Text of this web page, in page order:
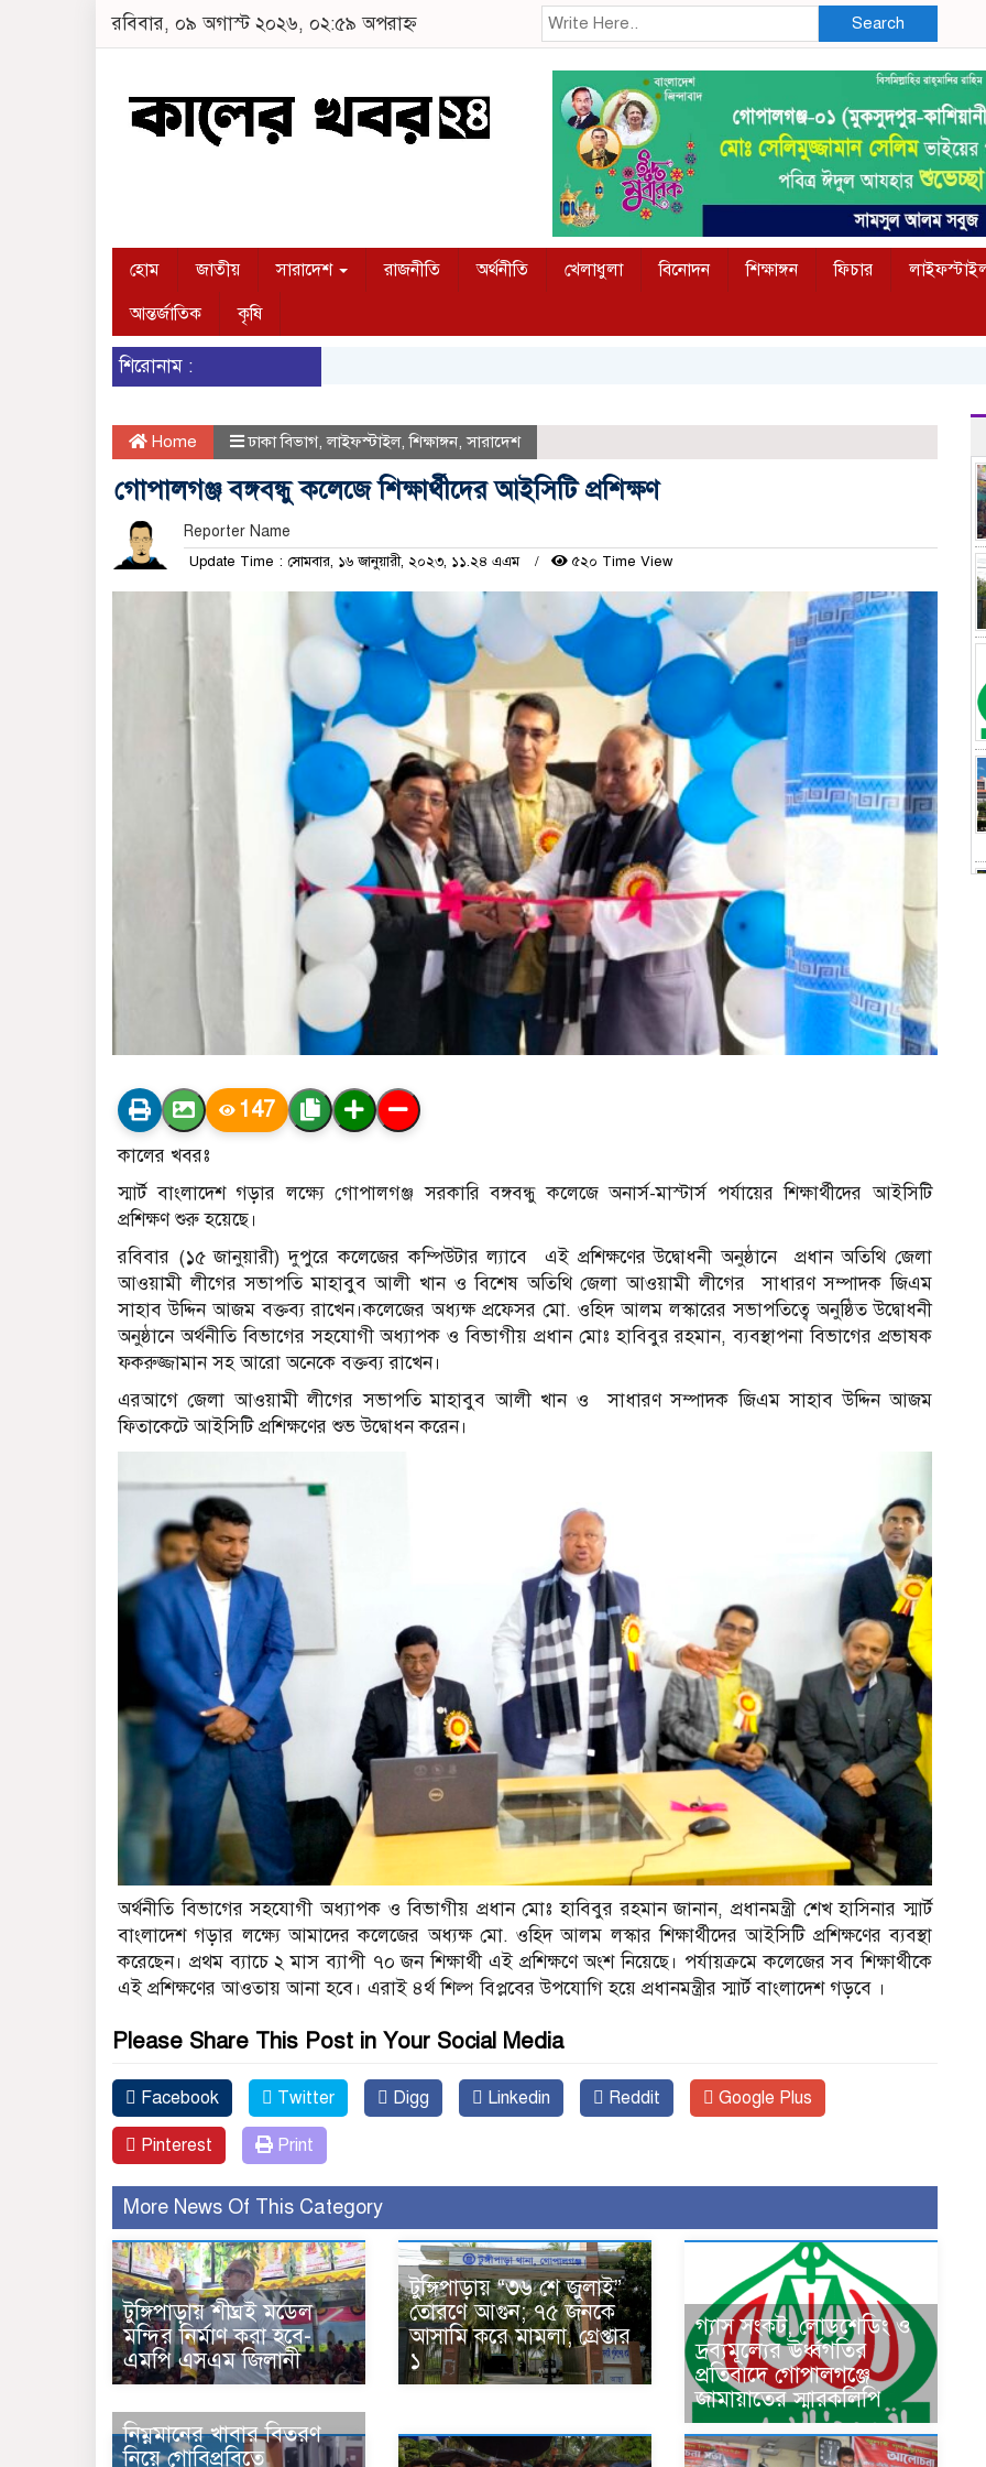
রবিবার, ০৯ অগাস্ট ২০২৬, ০২:৫৯ অপরাহ্ন Search
হোম জাতীয় সারাদেশ রাজনীতি অর্থনীতি খেলাধুলা বিনোদন শিক্ষাঙ্গন ফিচার
আন্তর্জাতিক
কৃষি
শিরোনাম :
Home ঢাকা বিভাগ,লাইফস্টাইল,শিক্ষাঙ্গন,সারাদেশ
গোপালগঞ্জ বঙ্গবন্ধু কলেজে শিক্ষার্থীদের আইসিটি প্রশিক্ষণ
Reporter Name
Update Time : সোমবার, ১৬ জানুয়ারী, ২০২৩, ১১.২৪ এএম ৫২০ Time View
147
কালের খবরঃ
স্মার্ট বাংলাদেশ গড়ার লক্ষ্যে গোপালগঞ্জ সরকারি বঙ্গবন্ধু কলেজে অনার্স-মাস্টার্স পর্যায়ের শিক্ষার্থীদের আইসিটি
প্রশিক্ষণ শুরু হয়েছে।
রবিবার (১৫ জানুয়ারী) দুপুরে কলেজের কম্পিউটার ল্যাবে এই প্রশিক্ষণের উদ্বোধনী অনুষ্ঠানে প্রধান অতিথি জেলা
আওয়ামী লীগের সভাপতি মাহাবুব আলী খান ও বিশেষ অতিথি জেলা আওয়ামী লীগের সাধারণ সম্পাদক জিএম
সাহাব উদ্দিন আজম বক্তব্য রাখেন।কলেজের অধ্যক্ষ প্রফেসর মো. ওহিদ আলম লস্কারের সভাপতিত্বে অনুষ্ঠিত উদ্বোধনী
অনুষ্ঠানে অর্থনীতি বিভাগের সহযোগী অধ্যাপক ও বিভাগীয় প্রধান মোঃ হাবিবুর রহমান, ব্যবস্থাপনা বিভাগের প্রভাষক
ফকরুজ্জামান সহ আরো অনেকে বক্তব্য রাখেন।
এরআগে জেলা আওয়ামী লীগের সভাপতি মাহাবুব আলী খান ও সাধারণ সম্পাদক জিএম সাহাব উদ্দিন আজম
ফিতাকেটে আইসিটি প্রশিক্ষণের শুভ উদ্বোধন করেন।
অর্থনীতি বিভাগের সহযোগী অধ্যাপক ও বিভাগীয় প্রধান মোঃ হাবিবুর রহমান জানান, প্রধানমন্ত্রী শেখ হাসিনার স্মার্ট
বাংলাদেশ গড়ার লক্ষ্যে আমাদের কলেজের অধ্যক্ষ মো. ওহিদ আলম লস্কার শিক্ষার্থীদের আইসিটি প্রশিক্ষণের ব্যবস্থা
করেছেন। প্রথম ব্যাচে ২ মাস ব্যাপী ৭০ জন শিক্ষার্থী এই প্রশিক্ষণে অংশ নিয়েছে। পর্যায়ক্রমে কলেজের সব শিক্ষার্থীকে
এই প্রশিক্ষণের আওতায় আনা হবে। এরাই ৪র্থ শিল্প বিপ্লবের উপযোগি হয়ে প্রধানমন্ত্রীর স্মার্ট বাংলাদেশ গড়বে ।
Please Share This Post in Your Social Media
Facebook Twitter Digg Linkedin Reddit Google Plus
Pinterest Print
More News Of This Category
টুঙ্গিপাড়ায় শীঘ্রই মডেল
মন্দির নির্মাণ করা হবে-
এমপি এসএম জিলানী
টুঙ্গিপাড়ায় “৩৬ শে জুলাই”
তোরণে আগুন; ৭৫ জনকে
আসামি করে মামলা, গ্রেপ্তার
১
গ্যাস সংকট, লোডশেডিং ও
দ্রব্যমূল্যের ঊর্ধ্বগতির
প্রতিবাদে গোপালগঞ্জে
জামায়াতের স্মারকলিপি
নিম্নমানের খাবার বিতরণ
নিয়ে গোবিপ্রবিতে